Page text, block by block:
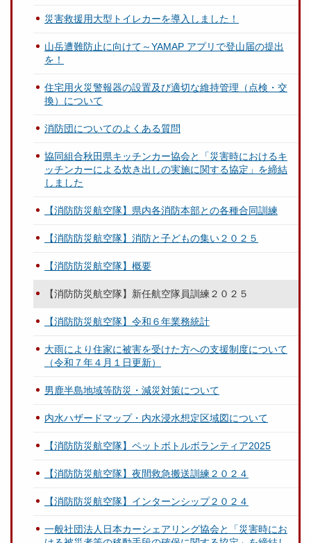
災害救援用大型トイレカーを導入しました！
山岳遭難防止に向けて～YAMAP アプリで登山届の提出
を！
住宅用火災警報器の設置及び適切な維持管理（点検・交
換）について
消防団についてのよくある質問
協同組合秋田県キッチンカー協会と「災害時におけるキ
ッチンカーによる炊き出しの実施に関する協定」を締結
しました
【消防防災航空隊】県内各消防本部との各種合同訓練
【消防防災航空隊】消防と子どもの集い２０２５
【消防防災航空隊】概要
【消防防災航空隊】新任航空隊員訓練２０２５
【消防防災航空隊】令和６年業務統計
大雨により住家に被害を受けた方への支援制度について
（令和７年４月１日更新）
男鹿半島地域等防災・減災対策について
内水ハザードマップ・内水浸水想定区域図について
【消防防災航空隊】ペットボトルボランティア2025
【消防防災航空隊】夜間救急搬送訓練２０２４
【消防防災航空隊】インターンシップ２０２４
一般社団法人日本カーシェアリング協会と「災害時にお